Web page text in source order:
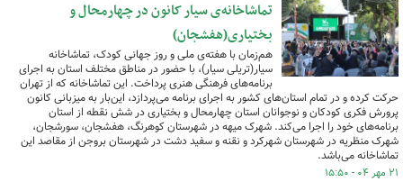
کل اخبار:157
تماشاخانه‌ی سیار کانون در چهارمحال و
بختیاری(هفشجان)
هم‌زمان با هفته‌ی ملی و روز جهانی کودک، تماشاخانه
سیار(تریلی سیار)، با حضور در مناطق مختلف استان به اجرای
برنامه‌های فرهنگی هنری پرداخت. این تماشاخانه که از تهران
حرکت کرده و در تمام استان‌های کشور به اجرای برنامه می‌پردازد، این‌بار به میزبانی کانون
پرورش فکری کودکان و نوجوانان استان چهارمحال و بختیاری در شش نقطه از استان
برنامه‌های خود را اجرا می‌کند. شهرک میهه در شهرستان کوهرنگ، هفشجان، سورشجان،
شهرک منظریه در شهرستان شهرکرد و نقنه و سفید دشت در شهرستان بروجن از مقاصد این
تماشاخانه می‌باشد.
۲۱ مهر ۰۴ - ۱۵:۵۰